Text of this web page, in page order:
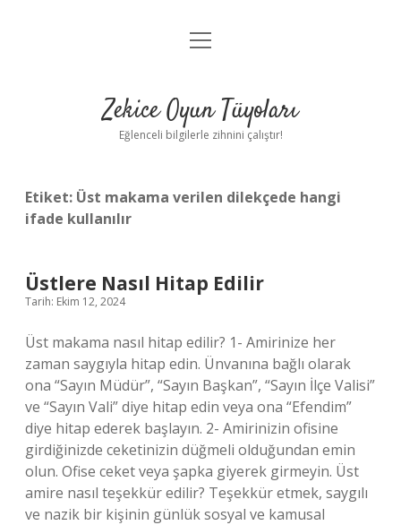
Anasayfa
Yasal Uyarı
menüyü
Zekice Oyun Tüyoları
Eğlenceli bilgilerle zihnini çalıştır!
Etiket: Üst makama verilen dilekçede hangi
ifade kullanılır
Üstlere Nasıl Hitap Edilir
Tarih: Ekim 12, 2024
Üst makama nasıl hitap edilir? 1- Amirinize her
zaman saygıyla hitap edin. Ünvanına bağlı olarak
ona “Sayın Müdür”, “Sayın Başkan”, “Sayın İlçe Valisi”
ve “Sayın Vali” diye hitap edin veya ona “Efendim”
diye hitap ederek başlayın. 2- Amirinizin ofisine
girdiğinizde ceketinizin düğmeli olduğundan emin
olun. Ofise ceket veya şapka giyerek girmeyin. Üst
amire nasıl teşekkür edilir? Teşekkür etmek, saygılı
ve nazik bir kişinin günlük sosyal ve kamusal